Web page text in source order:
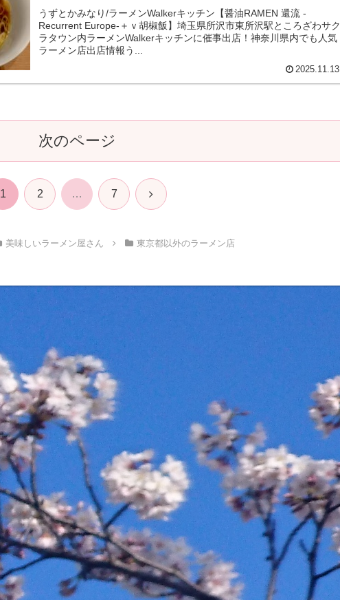
ンWalkerキッチンに催事出店！神奈川県内でも人気ラ
ーメン店出店情報
うずとかみなり/ラーメンWalkerキッチン【醤油RAMEN 還流 -
Recurrent Europe-＋ｖ胡椒飯】埼玉県所沢市東所沢駅ところざわサク
ラタウン内ラーメンWalkerキッチンに催事出店！神奈川県内でも人気
ラーメン店出店情報う...
2025.11.13
次のページ
1 2 … 7 次
美味しいラーメン屋さん 東京都以外のラーメン店